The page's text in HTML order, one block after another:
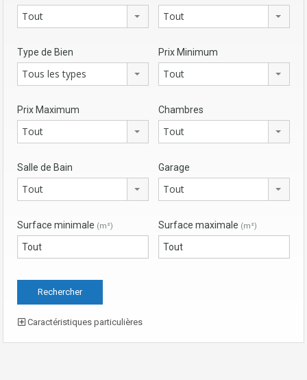
Tout Tout
Type de Bien
Tous les types
Prix Minimum
Tout
Prix Maximum
Tout
Chambres
Tout
Salle de Bain
Tout
Garage
Tout
Surface minimale (m²) Surface maximale (m²)
Caractéristiques particulières